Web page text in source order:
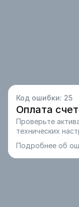
Код ошибки: 25
Оплата
Проверьте
технических
Подробнее об